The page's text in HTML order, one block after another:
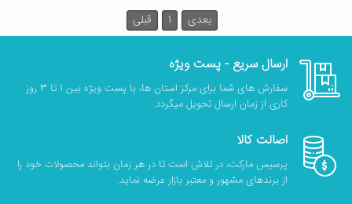
قبلی 1 بعدی
ارسال سریع - پست ویژه
سفارش های شما برای مرکز استان ها، با پست ویژه بین 1 تا 3 روز
کاری از زمان ارسال تحویل میگردد.
اصالت کالا
پرسیس مارکت، در تلاش است تا در هر زمان بتواند محصولات خود را
از برندهای مشهور و معتبر بازار عرضه نماید.